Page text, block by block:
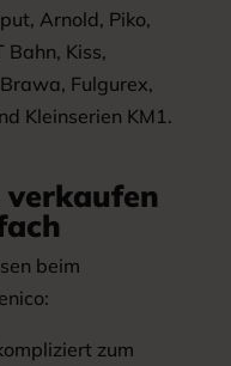
Arnold, Piko,
Bahn, Kiss,
Fulgurex,
Kleinserien KM1.
verkaufen
beim
zum